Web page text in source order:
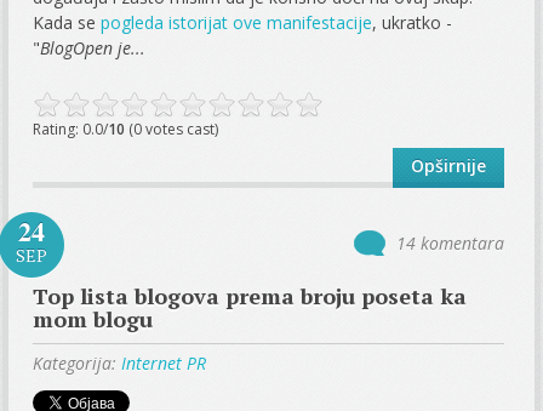
Kada sepogleda istorijat ove manifestacije, ukratko -
"BlogOpen je...
Rating: 0.0/10 (0 votes cast)
Opširnije
24
SEP
14 komentara
Top lista blogova prema broju poseta ka
mom blogu
Kategorija: Internet PR